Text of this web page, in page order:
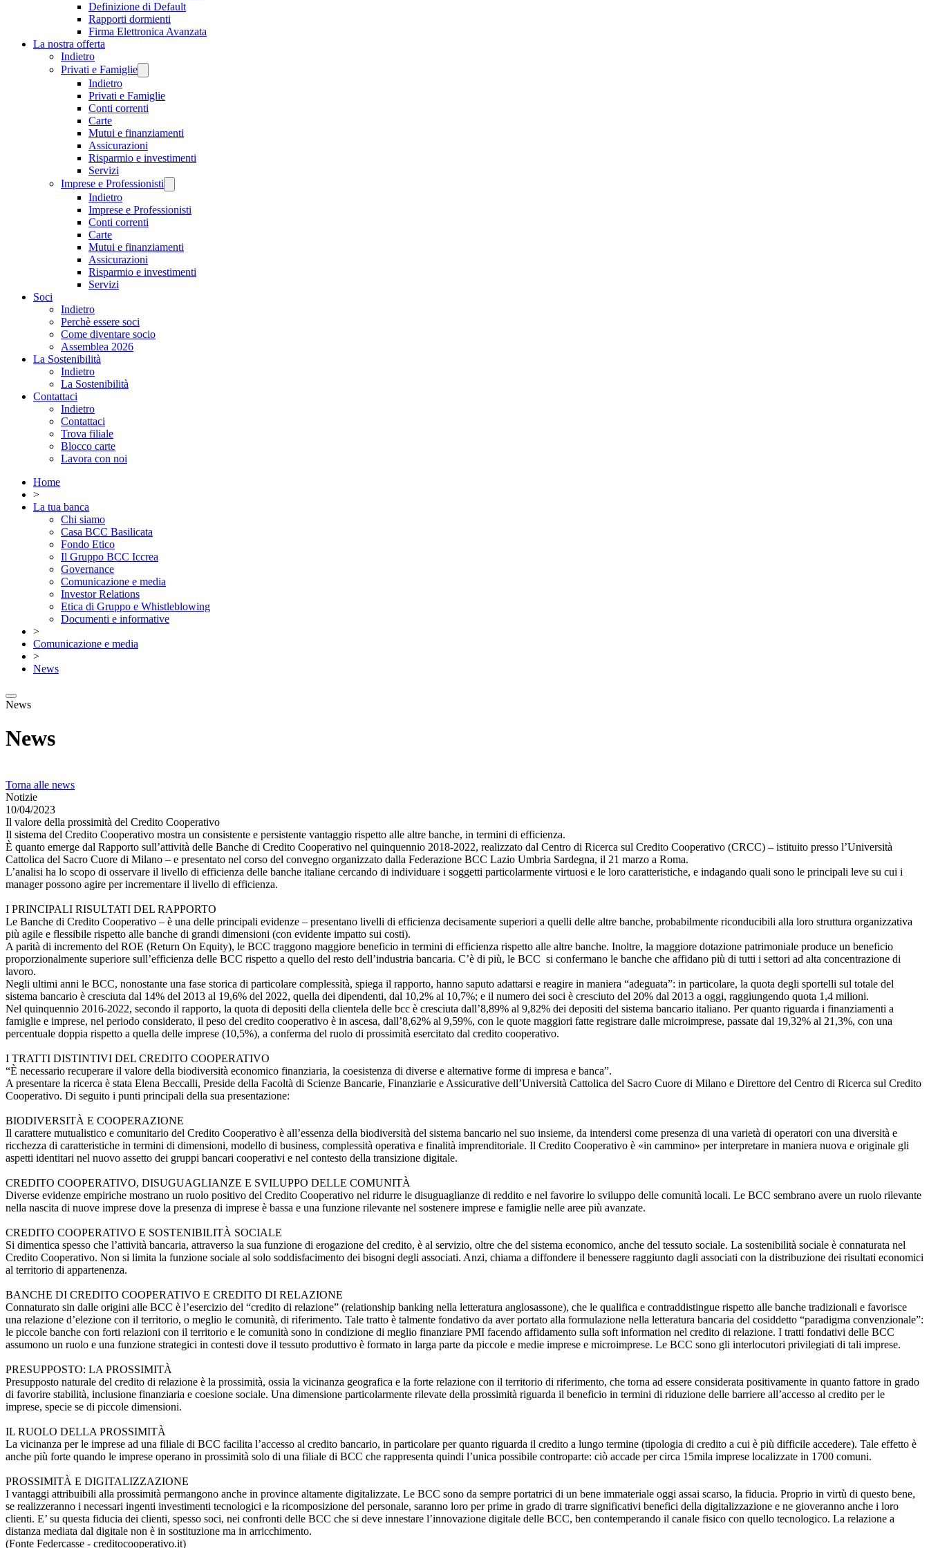
Definizione di Default
Rapporti dormienti
Firma Elettronica Avanzata
La nostra offerta
Indietro
Privati e Famiglie
Indietro
Privati e Famiglie
Conti correnti
Carte
Mutui e finanziamenti
Assicurazioni
Risparmio e investimenti
Servizi
Imprese e Professionisti
Indietro
Imprese e Professionisti
Conti correnti
Carte
Mutui e finanziamenti
Assicurazioni
Risparmio e investimenti
Servizi
Soci
Indietro
Perchè essere soci
Come diventare socio
Assemblea 2026
La Sostenibilità
Indietro
La Sostenibilità
Contattaci
Indietro
Contattaci
Trova filiale
Blocco carte
Lavora con noi
Home
>
La tua banca
Chi siamo
Casa BCC Basilicata
Fondo Etico
Il Gruppo BCC Iccrea
Governance
Comunicazione e media
Investor Relations
Etica di Gruppo e Whistleblowing
Documenti e informative
>
Comunicazione e media
>
News
News
News
Torna alle news
Notizie
10/04/2023
Il valore della prossimità del Credito Cooperativo
Il sistema del Credito Cooperativo mostra un consistente e persistente vantaggio rispetto alle altre banche, in termini di efficienza.
È quanto emerge dal Rapporto sull’attività delle Banche di Credito Cooperativo nel quinquennio 2018-2022, realizzato dal Centro di Ricerca sul Credito Cooperativo (CRCC) – istituito presso l’Università
Cattolica del Sacro Cuore di Milano – e presentato nel corso del convegno organizzato dalla Federazione BCC Lazio Umbria Sardegna, il 21 marzo a Roma.
L’analisi ha lo scopo di osservare il livello di efficienza delle banche italiane cercando di individuare i soggetti particolarmente virtuosi e le loro caratteristiche, e indagando quali sono le principali leve su cui i
manager possono agire per incrementare il livello di efficienza.
I PRINCIPALI RISULTATI DEL RAPPORTO
Le Banche di Credito Cooperativo – è una delle principali evidenze – presentano livelli di efficienza decisamente superiori a quelli delle altre banche, probabilmente riconducibili alla loro struttura organizzativa
più agile e flessibile rispetto alle banche di grandi dimensioni (con evidente impatto sui costi).
A parità di incremento del ROE (Return On Equity), le BCC traggono maggiore beneficio in termini di efficienza rispetto alle altre banche. Inoltre, la maggiore dotazione patrimoniale produce un beneficio
proporzionalmente superiore sull’efficienza delle BCC rispetto a quello del resto dell’industria bancaria. C’è di più, le BCC si confermano le banche che affidano più di tutti i settori ad alta concentrazione di
lavoro.
Negli ultimi anni le BCC, nonostante una fase storica di particolare complessità, spiega il rapporto, hanno saputo adattarsi e reagire in maniera “adeguata”: in particolare, la quota degli sportelli sul totale del
sistema bancario è cresciuta dal 14% del 2013 al 19,6% del 2022, quella dei dipendenti, dal 10,2% al 10,7%; e il numero dei soci è cresciuto del 20% dal 2013 a oggi, raggiungendo quota 1,4 milioni.
Nel quinquennio 2016-2022, secondo il rapporto, la quota di depositi della clientela delle bcc è cresciuta dall’8,89% al 9,82% dei depositi del sistema bancario italiano. Per quanto riguarda i finanziamenti a
famiglie e imprese, nel periodo considerato, il peso del credito cooperativo è in ascesa, dall’8,62% al 9,59%, con le quote maggiori fatte registrare dalle microimprese, passate dal 19,32% al 21,3%, con una
percentuale doppia rispetto a quella delle imprese (10,5%), a conferma del ruolo di prossimità esercitato dal credito cooperativo.
I TRATTI DISTINTIVI DEL CREDITO COOPERATIVO
“È necessario recuperare il valore della biodiversità economico finanziaria, la coesistenza di diverse e alternative forme di impresa e banca”.
A presentare la ricerca è stata Elena Beccalli, Preside della Facoltà di Scienze Bancarie, Finanziarie e Assicurative dell’Università Cattolica del Sacro Cuore di Milano e Direttore del Centro di Ricerca sul Credito
Cooperativo. Di seguito i punti principali della sua presentazione:
BIODIVERSITÀ E COOPERAZIONE
Il carattere mutualistico e comunitario del Credito Cooperativo è all’essenza della biodiversità del sistema bancario nel suo insieme, da intendersi come presenza di una varietà di operatori con una diversità e
ricchezza di caratteristiche in termini di dimensioni, modello di business, complessità operativa e finalità imprenditoriale. Il Credito Cooperativo è «in cammino» per interpretare in maniera nuova e originale gli
aspetti identitari nel nuovo assetto dei gruppi bancari cooperativi e nel contesto della transizione digitale.
CREDITO COOPERATIVO, DISUGUAGLIANZE E SVILUPPO DELLE COMUNITÀ
Diverse evidenze empiriche mostrano un ruolo positivo del Credito Cooperativo nel ridurre le disuguaglianze di reddito e nel favorire lo sviluppo delle comunità locali. Le BCC sembrano avere un ruolo rilevante
nella nascita di nuove imprese dove la presenza di imprese è bassa e una funzione rilevante nel sostenere imprese e famiglie nelle aree più avanzate.
CREDITO COOPERATIVO E SOSTENIBILITÀ SOCIALE
Si dimentica spesso che l’attività bancaria, attraverso la sua funzione di erogazione del credito, è al servizio, oltre che del sistema economico, anche del tessuto sociale. La sostenibilità sociale è connaturata nel
Credito Cooperativo. Non si limita la funzione sociale al solo soddisfacimento dei bisogni degli associati. Anzi, chiama a diffondere il benessere raggiunto dagli associati con la distribuzione dei risultati economici
al territorio di appartenenza.
BANCHE DI CREDITO COOPERATIVO E CREDITO DI RELAZIONE
Connaturato sin dalle origini alle BCC è l’esercizio del “credito di relazione” (relationship banking nella letteratura anglosassone), che le qualifica e contraddistingue rispetto alle banche tradizionali e favorisce
una relazione d’elezione con il territorio, o meglio le comunità, di riferimento. Tale tratto è talmente fondativo da aver portato alla formulazione nella letteratura bancaria del cosiddetto “paradigma convenzionale”:
le piccole banche con forti relazioni con il territorio e le comunità sono in condizione di meglio finanziare PMI facendo affidamento sulla soft information nel credito di relazione. I tratti fondativi delle BCC
assumono un ruolo e una funzione strategici in contesti dove il tessuto produttivo è formato in larga parte da piccole e medie imprese e microimprese. Le BCC sono gli interlocutori privilegiati di tali imprese.
PRESUPPOSTO: LA PROSSIMITÀ
Presupposto naturale del credito di relazione è la prossimità, ossia la vicinanza geografica e la forte relazione con il territorio di riferimento, che torna ad essere considerata positivamente in quanto fattore in grado
di favorire stabilità, inclusione finanziaria e coesione sociale. Una dimensione particolarmente rilevate della prossimità riguarda il beneficio in termini di riduzione delle barriere all’accesso al credito per le
imprese, specie se di piccole dimensioni.
IL RUOLO DELLA PROSSIMITÀ
La vicinanza per le imprese ad una filiale di BCC facilita l’accesso al credito bancario, in particolare per quanto riguarda il credito a lungo termine (tipologia di credito a cui è più difficile accedere). Tale effetto è
anche più forte quando le imprese operano in prossimità solo di una filiale di BCC che rappresenta quindi l’unica possibile controparte: ciò accade per circa 15mila imprese localizzate in 1700 comuni.
PROSSIMITÀ E DIGITALIZZAZIONE
I vantaggi attribuibili alla prossimità permangono anche in province altamente digitalizzate. Le BCC sono da sempre portatrici di un bene immateriale oggi assai scarso, la fiducia. Proprio in virtù di questo bene,
se realizzeranno i necessari ingenti investimenti tecnologici e la ricomposizione del personale, saranno loro per prime in grado di trarre significativi benefici della digitalizzazione e ne gioveranno anche i loro
clienti. E’ su questa fiducia dei clienti, spesso soci, nei confronti delle BCC che si deve innestare l’innovazione digitale delle BCC, ben contemperando il canale fisico con quello tecnologico. La relazione a
distanza mediata dal digitale non è in sostituzione ma in arricchimento.
(Fonte Federcasse - creditocooperativo.it)